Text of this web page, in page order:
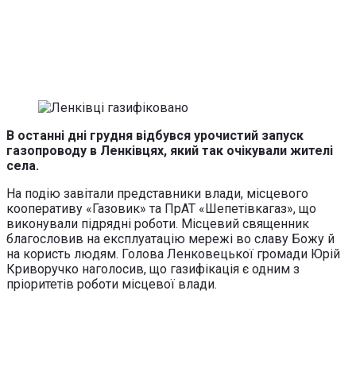
В останні дні грудня відбувся урочистий запуск
газопроводу в Ленківцях, який так очікували жителі
села.
На подію завітали представники влади, місцевого
кооперативу «Газовик» та ПрАТ «Шепетівкагаз», що
виконували підрядні роботи. Місцевий священник
благословив на експлуатацію мережі во славу Божу й
на користь людям. Голова Ленковецької громади Юрій
Криворучко наголосив, що газифікація є одним з
пріоритетів роботи місцевої влади.